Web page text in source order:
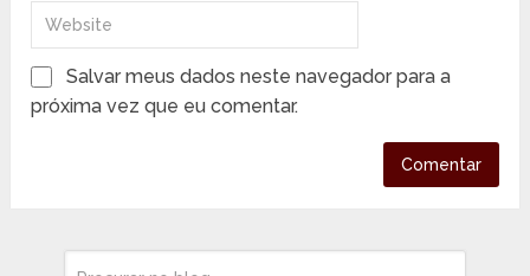
Salvar meus dados neste navegador para a
próxima vez que eu comentar.